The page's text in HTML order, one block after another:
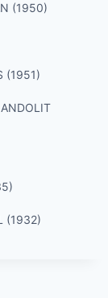
(1950)
(1951)
(1932)